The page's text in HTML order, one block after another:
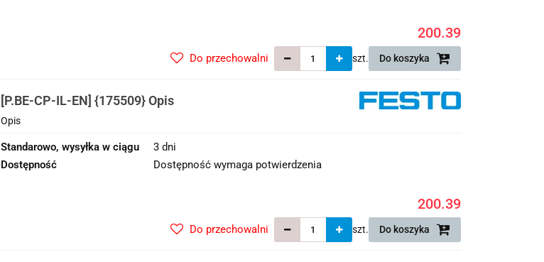
200.39
szt. Do koszyka
Do przechowalni
[P.BE-CP-IL-EN] {175509} Opis
Opis
Standarowo, wysyłka w ciągu
3 dni
Dostępność
Dostępność wymaga potwierdzenia
200.39
szt. Do koszyka
Do przechowalni